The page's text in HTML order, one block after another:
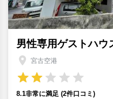
男性専用ゲストハ
宮古空港
8.1非常に満足 (2件口コミ)